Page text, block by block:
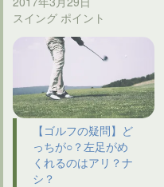
スイング ポイント
【ゴルフの疑問】ど
っちが○？左足がめ
くれるのはアリ？ナ
シ？